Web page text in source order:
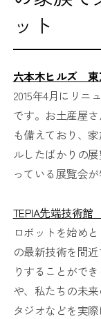
ット
六本木ヒルズ 東
2015年4月にリニ
です。お土産屋
も備えており、
ルしたばかりの
っている展覧会
TEPIA先端技術館
ロボットを始め
の最新技術を間
りすることがで
や、私たちの未
タジオなどを実